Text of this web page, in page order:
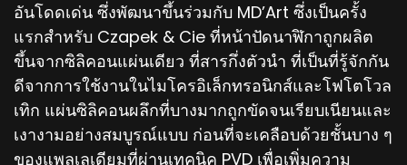
อันโดดเด่น ซึ่งพัฒนาขึ้นร่วมกับ MD’Art ซึ่งเป็นครั้ง
แรกสำหรับ Czapek & Cie ที่หน้าปัดนาฬิกาถูกผลิต
ขึ้นจากซิลิคอนแผ่นเดียว ที่สารกึ่งตัวนำ ที่เป็นที่รู้จักกัน
ดีจากการใช้งานในไมโครอิเล็กทรอนิกส์และโฟโตโวล
เทิก แผ่นซิลิคอนผลึกที่บางมากถูกขัดจนเรียบเนียนและ
เงางามอย่างสมบูรณ์แบบ ก่อนที่จะเคลือบด้วยชั้นบาง ๆ
ของแพลเลเดียมที่ผ่านเทคนิค PVD เพื่อเพิ่มความ